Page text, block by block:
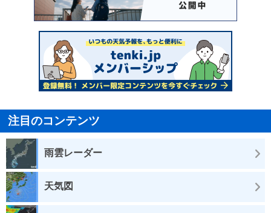
注目のコンテンツ
雨雲レーダー
天気図